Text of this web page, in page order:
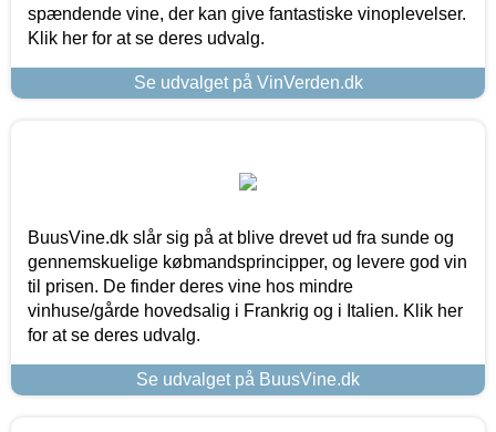
spændende vine, der kan give fantastiske vinoplevelser.
Klik her for at se deres udvalg.
Se udvalget på VinVerden.dk
BuusVine.dk slår sig på at blive drevet ud fra sunde og
gennemskuelige købmandsprincipper, og levere god vin
til prisen. De finder deres vine hos mindre
vinhuse/gårde hovedsalig i Frankrig og i Italien. Klik her
for at se deres udvalg.
Se udvalget på BuusVine.dk